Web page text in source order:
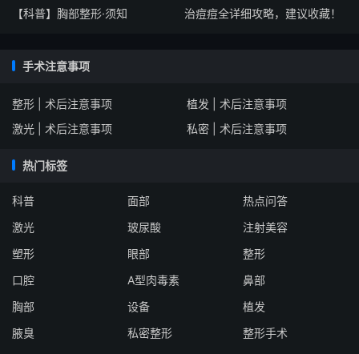
【科普】胸部整形·须知 治痘痘全详细攻略，建议收藏！
手术注意事项
整形 | 术后注意事项
植发 | 术后注意事项
激光 | 术后注意事项
私密 | 术后注意事项
热门标签
科普 面部
热点问答
激光
玻尿酸
注射美容
塑形
眼部
整形
口腔
A型肉毒素
鼻部
胸部
设备
植发
腋臭
私密整形
整形手术